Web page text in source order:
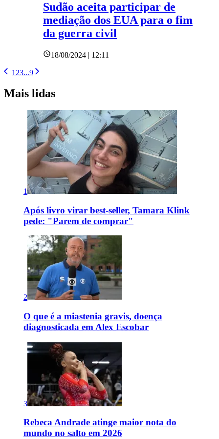
Sudão aceita participar de
mediação dos EUA para o fim
da guerra civil
18/08/2024 | 12:11
1 23...9
Mais lidas
1
Após livro virar best-seller, Tamara Klink
pede: "Parem de comprar"
2
O que é a miastenia gravis, doença
diagnosticada em Alex Escobar
3
Rebeca Andrade atinge maior nota do
mundo no salto em 2026